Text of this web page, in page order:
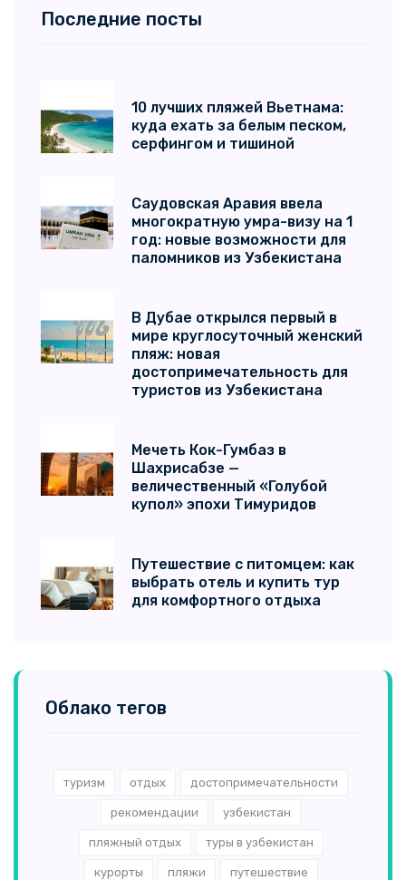
Последние посты
10 лучших пляжей Вьетнама:
куда ехать за белым песком,
серфингом и тишиной
Саудовская Аравия ввела
многократную умра-визу на 1
год: новые возможности для
паломников из Узбекистана
В Дубае открылся первый в
мире круглосуточный женский
пляж: новая
достопримечательность для
туристов из Узбекистана
Мечеть Кок-Гумбаз в
Шахрисабзе —
величественный «Голубой
купол» эпохи Тимуридов
Путешествие с питомцем: как
выбрать отель и купить тур
для комфортного отдыха
Облако тегов
туризм отдых достопримечательности
рекомендации узбекистан
пляжный отдых туры в узбекистан
курорты пляжи путешествие